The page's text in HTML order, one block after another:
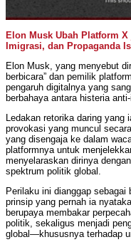
Elon Musk Ubah Platform
Imigrasi, dan Propaganda
Elon Musk, yang menyebut
berbicara” dan pemilik
pengaruh digitalnya yang
berbahaya antara histeria
Ledakan retorika daring yang
provokasi yang muncul
yang disengaja ke dalam
platformnya untuk
menyelaraskan dirinya
spektrum politik global.
Perilaku ini dianggap
prinsip yang pernah ia
berupaya membakar
politik, sekaligus menjadi
global—khususnya terhadap